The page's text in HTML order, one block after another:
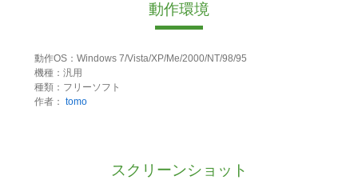
動作環境
動作OS：Windows 7/Vista/XP/Me/2000/NT/98/95
機種：汎用
種類：フリーソフト
作者： tomo
スクリーンショット